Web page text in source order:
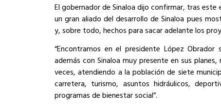
El gobernador de Sinaloa dijo confirmar, tras este
un gran aliado del desarrollo de Sinaloa pues
y, sobre todo, hechos para sacar adelante los
“Encontramos en el presidente López
además con Sinaloa muy presente en sus
veces, atendiendo a la población de siete
carretera, turismo, asuntos hidráulicos,
programas de bienestar social”.